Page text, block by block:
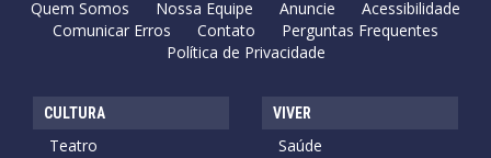
Quem Somos Nossa Equipe Anuncie
Acessibilidade
Comunicar Erros
Contato
Perguntas Frequentes
Política de Privacidade
CULTURA
Teatro
VIVER
Saúde